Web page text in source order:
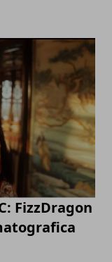
FizzDragon